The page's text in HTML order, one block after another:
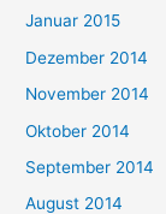
Januar 2015
Dezember 2014
November 2014
Oktober 2014
September 2014
August 2014